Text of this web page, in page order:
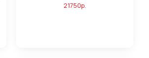
21750р.